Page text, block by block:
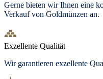
Gerne bieten wir Ihnen eine
Verkauf von Goldmünzen an.
Exzellente Qualität
Wir garantieren exzellente